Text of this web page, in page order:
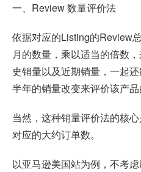
一、Review 数量评价法
依据对应的Listing的Review
月的数量，乘以适当的倍数
史销量以及近期销量，一起
半年的销量改变来评价该产品
当然，这种销量评价法的核
对应的大约订单数。
以亚马逊美国站为例，不考